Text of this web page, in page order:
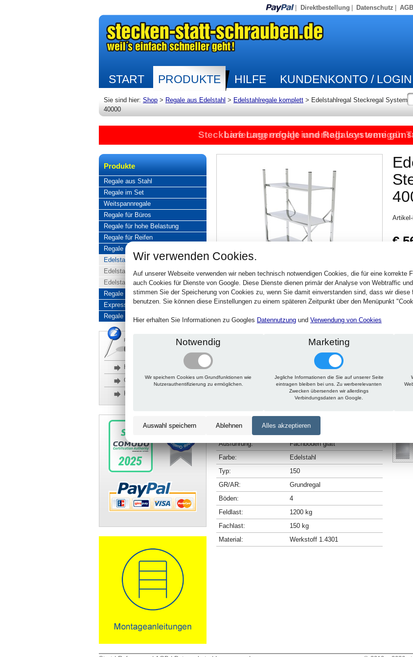
Direktbestellung Datenschutz AGB
START PRODUKTE HILFE KUNDENKONTO / LOGIN
Sie sind hier: Shop > Regale aus Edelstahl > Edelstahlregale komplett > Edelstahlregal Steckregal System
40000
Steckbare Lagerregale und Regalsysteme
Lieferung erfolgt innerhalb von wenigen
Produkte
Regale aus Stahl
Regale im Set
Weitspannregale
Regale für Büros
Regale für hohe Belastung
Regale für Reifen
Regale aus Edelstahl
Edelstahlregale komplett
Edelstahlregal Baukasten
Edelstahlregal Kombinationen
Regale aus Aluminium
Express-Produkte
Regale Reduziert
Rückfragen, Hilfe, Bestellen?
06201 690095-0
Häufige Fragen
Glossar
Kontakt
€
Technische Daten Beschreibung Zu diesem
600 mm
Länge:
650 mm
Ausführung:
Fachböden glatt
Farbe:
Edelstahl
Typ:
150
GR/AR:
Grundregal
Böden:
4
Feldlast:
1200 kg
Fachlast:
150 kg
Material:
Werkstoff 1.4301
Wir verwenden Cookies.
Auf unserer Webseite verwenden wir neben technisch notwendigen Cookies, die für eine korrekte
auch Cookies für Dienste von Google. Diese Dienste dienen primär der Analyse von Webtraffic
stimmen Sie der Speicherung von Cookies zu, wenn Sie damit einverstanden sind, dass wir
benutzen. Sie können diese Einstellungen zu einem späteren Zeitpunkt über den Menüpunkt
Hier erhalten Sie Informationen zu Googles Datennutzung und Verwendung von Cookies
Notwendig
Wir speichern Cookies um Grundfunktionen wie
Nutzerauthentifizierung zu ermöglichen.
Marketing
Jegliche Informationen die Sie auf unserer Seite
eintragen bleiben bei uns. Zu werberelevanten
Zwecken übersenden wir allerdings
Verbindungsdaten an Google.
Auswahl speichern Ablehnen Alles akzeptieren